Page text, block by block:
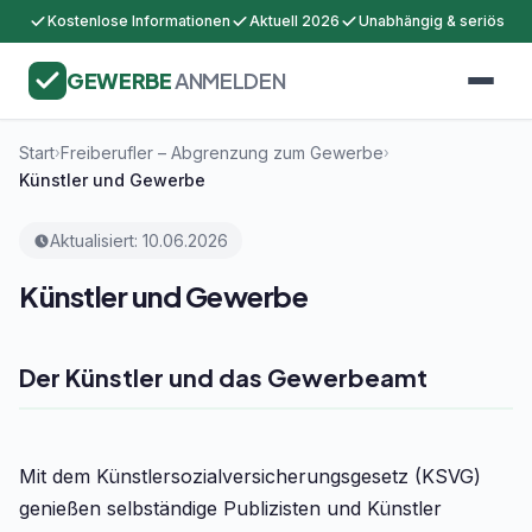
Kostenlose Informationen Aktuell 2026 Unabhängig & seriös
GEWERBEANMELDEN
Start›Freiberufler – Abgrenzung zum Gewerbe›
Künstler und Gewerbe
Aktualisiert: 10.06.2026
Künstler und Gewerbe
Der Künstler und das Gewerbeamt
Mit dem Künstlersozialversicherungsgesetz (KSVG)
genießen selbständige Publizisten und Künstler